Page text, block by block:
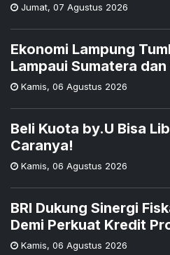
Jumat, 07 Agustus 2026
Ekonomi Lampung
Lampaui Sumatera
Kamis, 06 Agustus 2026
Beli Kuota by.U Bisa
Caranya!
Kamis, 06 Agustus 2026
BRI Dukung Sinergi
Demi Perkuat Kredit
Kamis, 06 Agustus 2026